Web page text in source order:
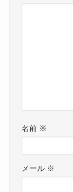
名前 ※
メール ※